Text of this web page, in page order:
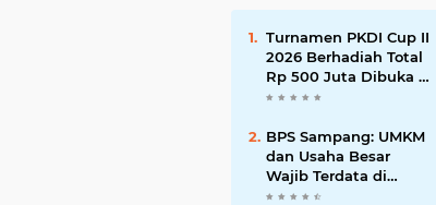
Turnamen PKDI Cup II
2026 Berhadiah Total
Rp 500 Juta Dibuka di
Jombang, Ketua PKDI
Mahdi: Ajang
Silaturrahmi dan
Media Komunikasi
Antar-Kades untuk
BPS Sampang: UMKM
dan Usaha Besar
Wajib Terdata di
Sensus Ekonomi 2026,